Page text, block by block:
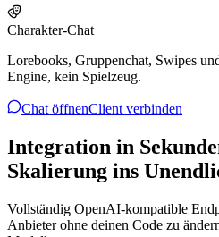
Charakter-Chat
Lorebooks, Gruppenchat, Swipes
Engine, kein Spielzeug.
Chat öffnenClient verbinden
Integration in
Skalierung ins
Vollständig OpenAI-kompatible
Anbieter ohne deinen Code zu